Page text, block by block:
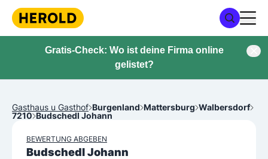
Gratis-Check: Wo ist deine Firma online
gelistet?
Gasthaus u Gasthof Burgenland Mattersburg Walbersdorf
7210 Budschedl Johann
BEWERTUNG ABGEBEN
Budschedl Johann